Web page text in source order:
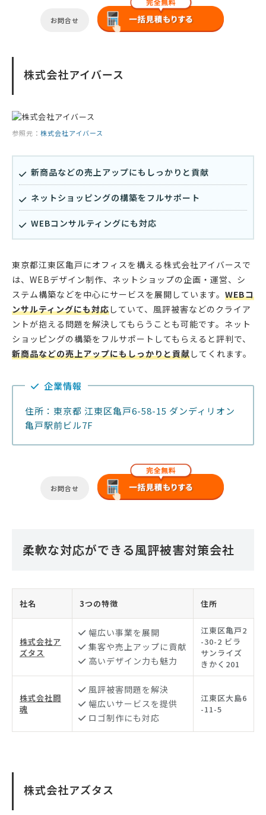
お問合せ
株式会社アイバース
参照元： 株式会社アイバース
新商品などの売上アップにもしっかりと貢献
ネットショッピングの構築をフルサポート
WEBコンサルティングにも対応
東京都江東区亀戸にオフィスを構える株式会社アイバースで
は、WEBデザイン制作、ネットショップの企画・運営、シ
ステム構築などを中心にサービスを展開しています。 WEBコ
ンサルティングにも対応していて、風評被害などのクライア
ントが抱える問題を解決してもらうことも可能です。ネット
ショッピングの構築をフルサポートしてもらえると評判で、
新商品などの売上アップにもしっかりと貢献してくれます。
企業情報
住所：東京都 江東区亀戸6-58-15 ダンディリオン
亀戸駅前ビル7F
お問合せ
柔軟な対応ができる風評被害対策会社
社名 3つの特徴 住所
株式会社ア
ズタス
幅広い事業を展開
集客や売上アップに貢献
高いデザイン力も魅力
江東区亀戸2
-30-2 ビラ
サンライズ
きかく201
株式会社闘
魂
風評被害問題を解決
幅広いサービスを提供
ロゴ制作にも対応
江東区大島6
-11-5
株式会社アズタス